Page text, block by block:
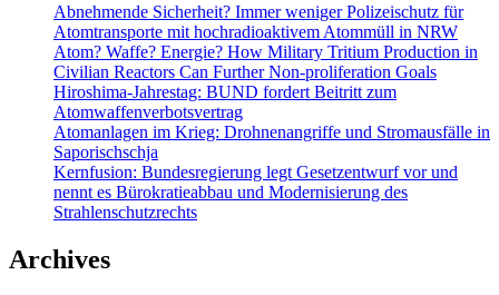
Abnehmende Sicherheit? Immer weniger Polizeischutz für
Atomtransporte mit hochradioaktivem Atommüll in NRW
Atom? Waffe? Energie? How Military Tritium Production in
Civilian Reactors Can Further Non-proliferation Goals
Hiroshima-Jahrestag: BUND fordert Beitritt zum
Atomwaffenverbotsvertrag
Atomanlagen im Krieg: Drohnenangriffe und Stromausfälle in
Saporischschja
Kernfusion: Bundesregierung legt Gesetzentwurf vor und
nennt es Bürokratieabbau und Modernisierung des
Strahlenschutzrechts
Archives